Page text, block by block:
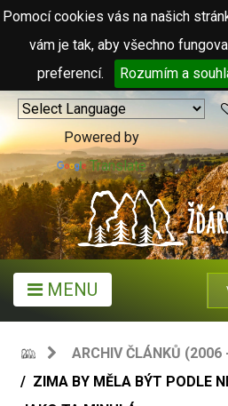
Pomocí cookies vás na našich
vám je tak, aby všechno
preferencí.
Rozumím a
Powered by
Translate
MENU
ARCHIV ČLÁNKŮ (2006
ZIMA BY MĚLA BÝT PODLE